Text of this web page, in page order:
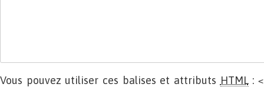
Vous pouvez utiliser ces balises et attributs HTML: